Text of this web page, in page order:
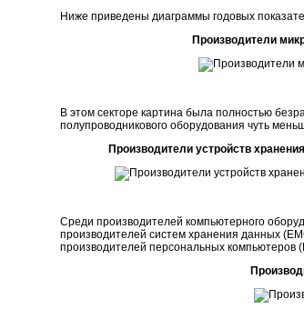
Ниже приведены диаграммы годовых
Производители
В этом секторе картина была полностью
полупроводникового оборудования чуть
Производители устройств
Среди производителей компьютерного
производителей систем хранения данных
производителей персональных